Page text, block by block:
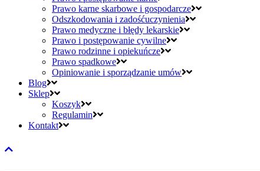
Prawo karne skarbowe i gospodarcze
Odszkodowania i zadośćuczynienia
Prawo medyczne i błędy lekarskie
Prawo i postępowanie cywilne
Prawo rodzinne i opiekuńcze
Prawo spadkowe
Opiniowanie i sporządzanie umów
Blog
Sklep
Koszyk
Regulamin
Kontakt